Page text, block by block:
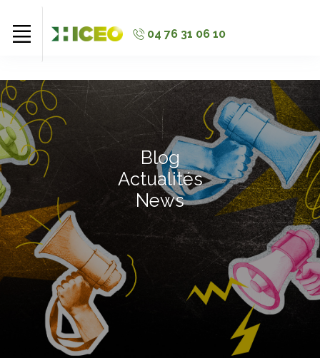
04 76 31 06 10
Blog
Actualités
News